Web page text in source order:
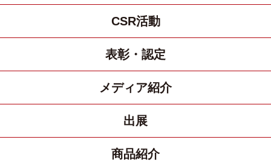
CSR活動
表彰・認定
メディア紹介
出展
商品紹介